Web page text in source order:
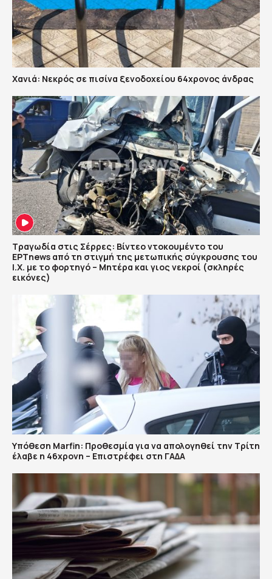
Χανιά: Νεκρός σε πισίνα ξενοδοχείου 64χρονος άνδρας
Τραγωδία στις Σέρρες: Βίντεο ντοκουμέντο του
ΕΡΤnews από τη στιγμή της μετωπικής σύγκρουσης του
Ι.Χ. με το φορτηγό – Μητέρα και γιος νεκροί (σκληρές
εικόνες)
Υπόθεση Marfin: Προθεσμία για να απολογηθεί την Τρίτη
έλαβε η 46χρονη – Επιστρέφει στη ΓΑΔΑ